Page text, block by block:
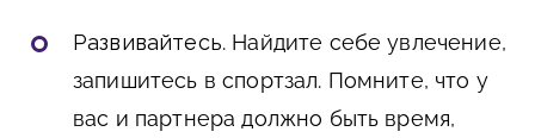
Развивайтесь. Найдите себе увлечение,
запишитесь в спортзал. Помните, что у
вас и партнера должно быть время,